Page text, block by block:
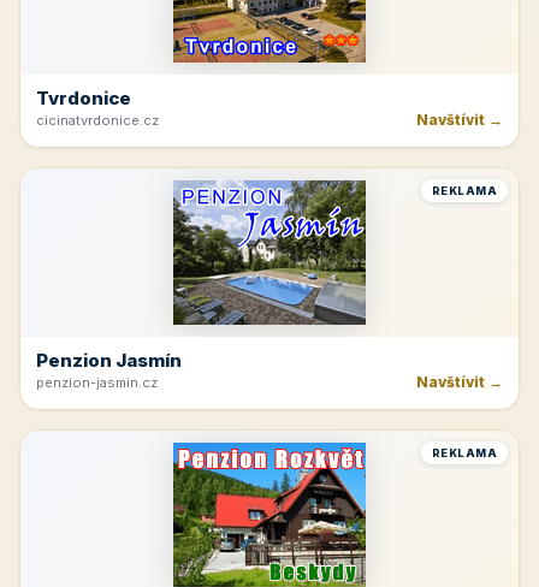
Tvrdonice
cicinatvrdonice.cz Navštívit →
REKLAMA
Penzion Jasmín
penzion-jasmin.cz Navštívit →
REKLAMA